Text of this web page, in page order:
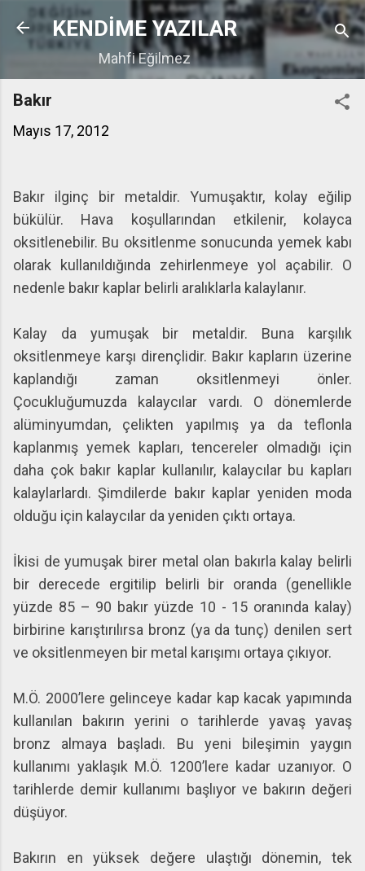
Ana içeriğe atla
KENDİME YAZILAR
Mahfi Eğilmez
Bakır
Mayıs 17, 2012
Bakır ilginç bir metaldir. Yumuşaktır, kolay eğilip
bükülür. Hava koşullarından etkilenir, kolayca
oksitlenebilir. Bu oksitlenme sonucunda yemek kabı
olarak kullanıldığında zehirlenmeye yol açabilir. O
nedenle bakır kaplar belirli aralıklarla kalaylanır.
Kalay da yumuşak bir metaldir. Buna karşılık
oksitlenmeye karşı dirençlidir. Bakır kapların üzerine
kaplandığı zaman oksitlenmeyi önler.
Çocukluğumuzda kalaycılar vardı. O dönemlerde
alüminyumdan, çelikten yapılmış ya da teflonla
kaplanmış yemek kapları, tencereler olmadığı için
daha çok bakır kaplar kullanılır, kalaycılar bu kapları
kalaylarlardı. Şimdilerde bakır kaplar yeniden moda
olduğu için kalaycılar da yeniden çıktı ortaya.
İkisi de yumuşak birer metal olan bakırla kalay belirli
bir derecede ergitilip belirli bir oranda (genellikle
yüzde 85 – 90 bakır yüzde 10 - 15 oranında kalay)
birbirine karıştırılırsa bronz (ya da tunç) denilen sert
ve oksitlenmeyen bir metal karışımı ortaya çıkıyor.
M.Ö. 2000’lere gelinceye kadar kap kacak yapımında
kullanılan bakırın yerini o tarihlerde yavaş yavaş
bronz almaya başladı. Bu yeni bileşimin yaygın
kullanımı yaklaşık M.Ö. 1200’lere kadar uzanıyor. O
tarihlerde demir kullanımı başlıyor ve bakırın değeri
düşüyor.
Bakırın en yüksek değere ulaştığı dönemin, tek